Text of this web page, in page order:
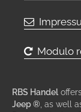
Modulo
RBS Handel
Jeep ® , as well